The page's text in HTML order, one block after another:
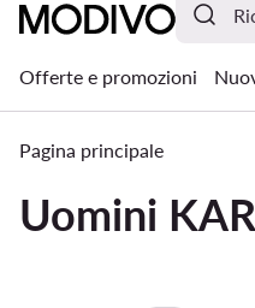
Offerte e promozioni
Pagina principale
Uomini